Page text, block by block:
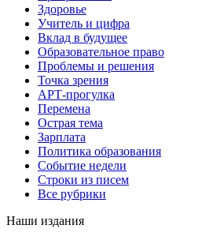
Здоровье
Учитель и цифра
Вклад в будущее
Образовательное право
Проблемы и решения
Точка зрения
АРТ-прогулка
Перемена
Острая тема
Зарплата
Политика образования
Событие недели
Строки из писем
Все рубрики
Наши издания